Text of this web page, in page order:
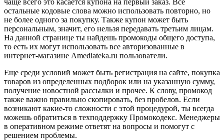
остальные кодовые слова можно использовать повторно, но
не более одного за покупку. Также купон может быть
персональным, значит, его нельзя передавать третьим лицам.
На данной странице ты найдешь промокоды общего доступа,
то есть их могут использовать все авторизованные в
интернет-магазине Amediateka.ru пользователи.
Еще среди условий может быть регистрация на сайте, покупка
товаров из определенных подборок или на указанную сумму,
получение новостной рассылки и прочее. К слову, промокод
также важно правильно скопировать, без пробелов. Если
возникают какие-то сложности с этой процедурой, ты всегда
можешь обратиться в техподдержку Промокодекс. Менеджеры
в оперативном режиме ответят на вопросы и помогут с
решением проблемы.